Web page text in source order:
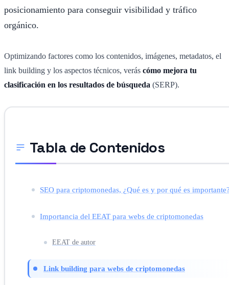
posicionamiento para conseguir visibilidad y tráfico
orgánico.
Optimizando factores como los contenidos, imágenes, metadatos, el
link building y los aspectos técnicos, verás cómo mejora tu
clasificación en los resultados de búsqueda (SERP).
Tabla de Contenidos
SEO para criptomonedas, ¿Qué es y por qué es
Importancia del EEAT para webs de criptomonedas
EEAT de autor
Link building para webs de criptomonedas